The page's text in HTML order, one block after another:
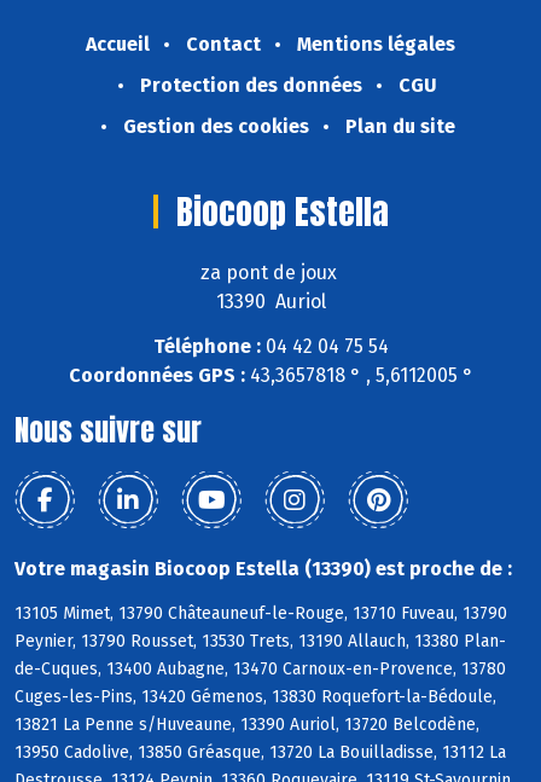
Accueil Contact
Mentions légales
Protection des données
CGU
Gestion des cookies
Plan du site
Biocoop Estella
za pont de joux
13390 Auriol
Téléphone :04 42 04 75 54
Coordonnées GPS :43,3657818 ° , 5,6112005 °
Nous suivre sur
Votre magasin Biocoop Estella (13390) est proche de :
13105 Mimet, 13790 Châteauneuf-le-Rouge, 13710 Fuveau, 13790
Peynier, 13790 Rousset, 13530 Trets, 13190 Allauch, 13380 Plan-
de-Cuques, 13400 Aubagne, 13470 Carnoux-en-Provence, 13780
Cuges-les-Pins, 13420 Gémenos, 13830 Roquefort-la-Bédoule,
13821 La Penne s/Huveaune, 13390 Auriol, 13720 Belcodène,
13950 Cadolive, 13850 Gréasque, 13720 La Bouilladisse, 13112 La